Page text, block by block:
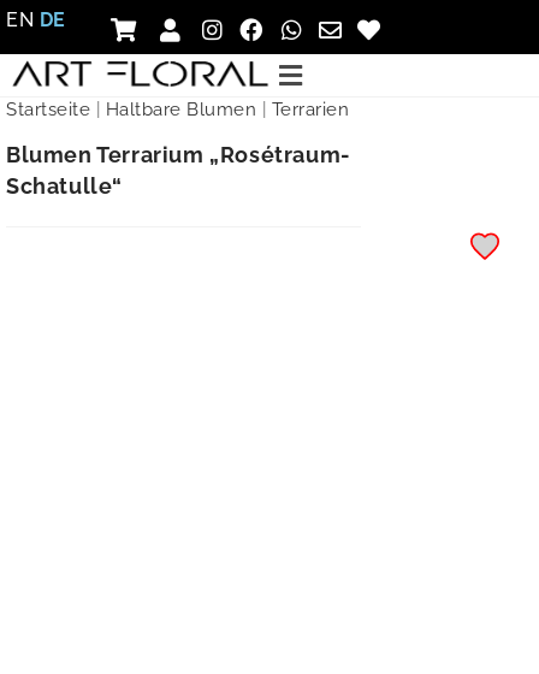
EN DE
Startseite Haltbare Blumen Terrarien
Blumen Terrarium „Rosétraum-
Schatulle“